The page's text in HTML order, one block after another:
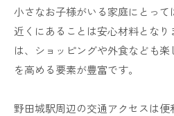
小さなお子様がいる家庭にとっ
近くにあることは安心材料とな
は、ショッピングや外食なども
を高める要素が豊富です。
野田城駅周辺の交通アクセスは